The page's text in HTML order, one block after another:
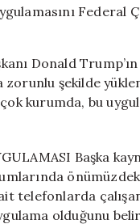
Donald
zorunlu şekilde
kurumda, bu
Başka
telefonlarda
olduğunu